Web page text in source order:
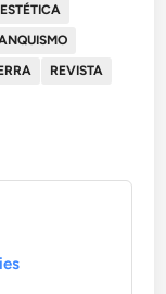
ESTÉTICA
REVISTA